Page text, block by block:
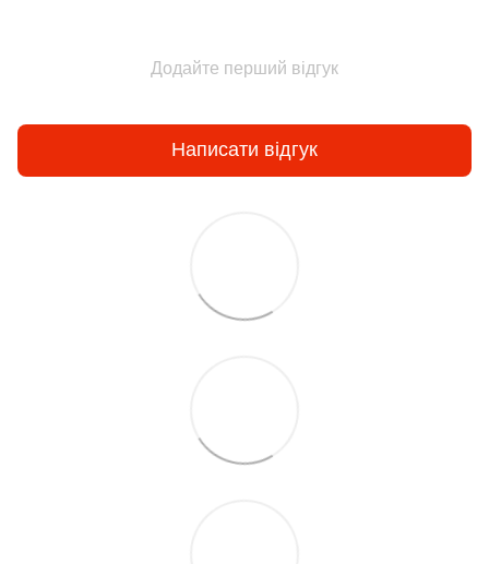
Додайте перший відгук
Написати відгук